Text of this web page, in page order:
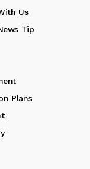
Us
Tip
Plans